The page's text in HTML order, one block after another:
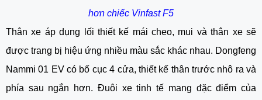
hơn chiếc Vinfast F5
Thân xe áp dụng lối thiết kế mái cheo, mui và thân xe sẽ
được trang bị hiệu ứng nhiều màu sắc khác nhau. Dongfeng
Nammi 01 EV có bố cục 4 cửa, thiết kế thân trước nhô ra và
phía sau ngắn hơn. Đuôi xe tinh tế mang đặc điểm của